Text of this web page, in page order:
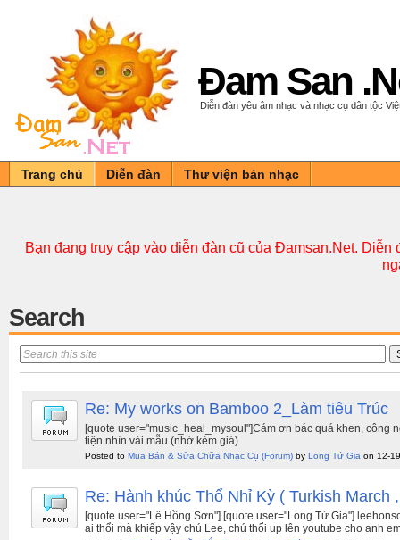
Đam San
Diễn đàn yêu âm nhạc và nhạc cụ dân tộc
Trang chủ Diễn đàn Thư viện bản nhạc
Bạn đang truy cập vào diễn đàn cũ của Đamsan.Net.
Search
Re: My works on Bamboo 2_Làm tiêu Trúc
[quote user="music_heal_mysoul"]Cám ơn bác quá khen, công
tiện nhìn vài mẫu (nhớ kèm giá)
Posted to Mua Bán & Sửa Chữa Nhạc Cụ (Forum) by Long Tứ Gia on 12-
Re: Hành khúc Thổ Nhỉ Kỳ ( Turkish March
[quote user="Lê Hồng Sơn"] [quote user="Long Tứ Gia"]
ai thổi mà khiếp vậy chú Lee, chú thổi up lên youtube cho anh